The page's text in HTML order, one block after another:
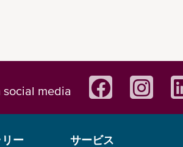
social media
ー
サービス